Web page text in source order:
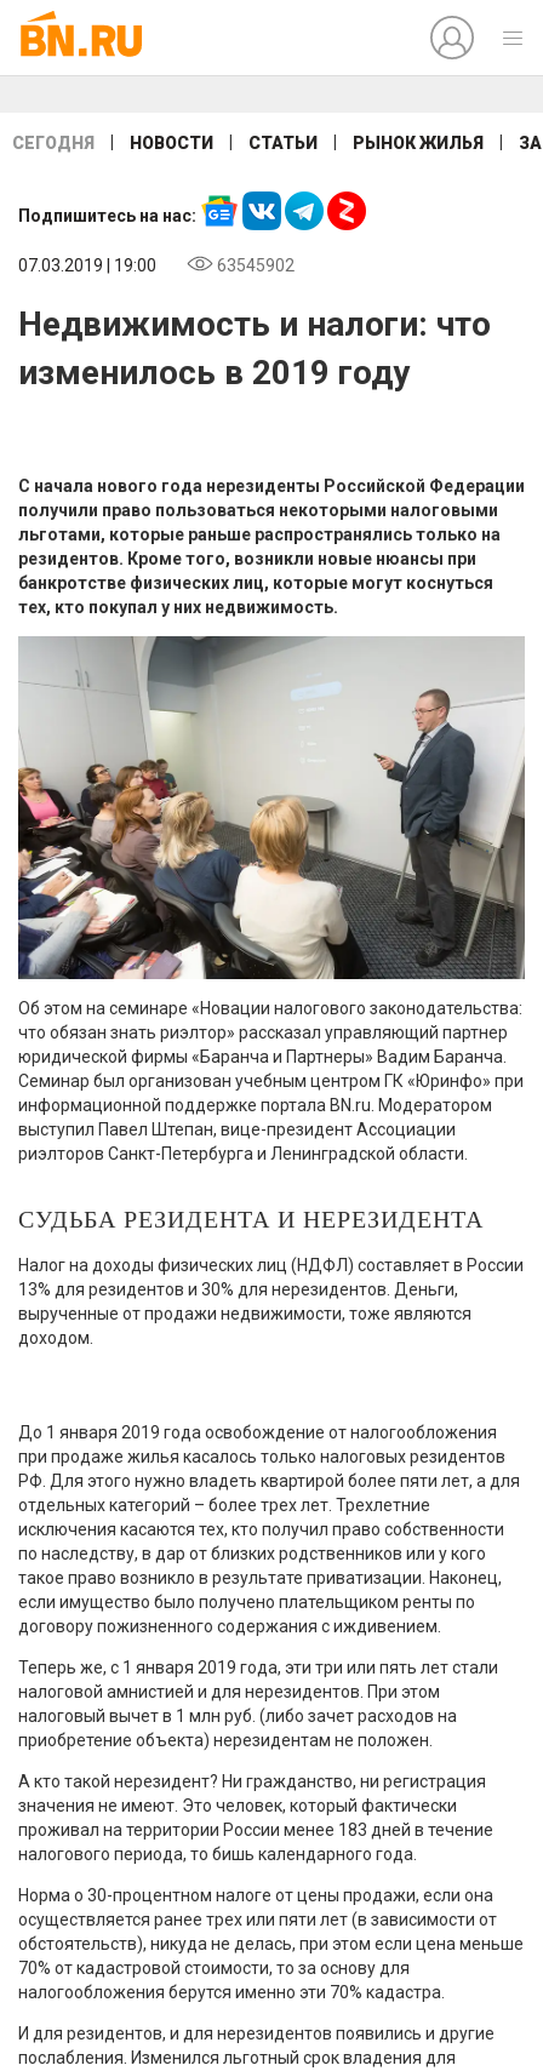
СЕГОДНЯ НОВОСТИ СТАТЬИ РЫНОК ЖИЛЬЯ
Подпишитесь на нас:
07.03.2019 | 19:00 63545902
Недвижимость и налоги: что
изменилось в 2019 году
С начала нового года нерезиденты Российской Федерации
получили право пользоваться некоторыми налоговыми
льготами, которые раньше распространялись только на
резидентов. Кроме того, возникли новые нюансы при
банкротстве физических лиц, которые могут коснуться
тех, кто покупал у них недвижимость.
Об этом на семинаре «Новации налогового законодательства:
что обязан знать риэлтор» рассказал управляющий партнер
юридической фирмы «Баранча и Партнеры» Вадим Баранча.
Семинар был организован учебным центром ГК «Юринфо» при
информационной поддержке портала BN.ru. Модератором
выступил Павел Штепан, вице-президент Ассоциации
риэлторов Санкт-Петербурга и Ленинградской области.
СУДЬБА РЕЗИДЕНТА И НЕРЕЗИДЕНТА
Налог на доходы физических лиц (НДФЛ) составляет в России
13% для резидентов и 30% для нерезидентов. Деньги,
вырученные от продажи недвижимости, тоже являются
доходом.
До 1 января 2019 года освобождение от налогообложения
при продаже жилья касалось только налоговых резидентов
РФ. Для этого нужно владеть квартирой более пяти лет, а для
отдельных категорий – более трех лет. Трехлетние
исключения касаются тех, кто получил право собственности
по наследству, в дар от близких родственников или у кого
такое право возникло в результате приватизации. Наконец,
если имущество было получено плательщиком ренты по
договору пожизненного содержания с иждивением.
Теперь же, с 1 января 2019 года, эти три или пять лет стали
налоговой амнистией и для нерезидентов. При этом
налоговый вычет в 1 млн руб. (либо зачет расходов на
приобретение объекта) нерезидентам не положен.
А кто такой нерезидент? Ни гражданство, ни регистрация
значения не имеют. Это человек, который фактически
проживал на территории России менее 183 дней в течение
налогового периода, то бишь календарного года.
Норма о 30-процентном налоге от цены продажи, если она
осуществляется ранее трех или пяти лет (в зависимости от
обстоятельств), никуда не делась, при этом если цена меньше
70% от кадастровой стоимости, то за основу для
налогообложения берутся именно эти 70% кадастра.
И для резидентов, и для нерезидентов появились и другие
послабления. Изменился льготный срок владения для